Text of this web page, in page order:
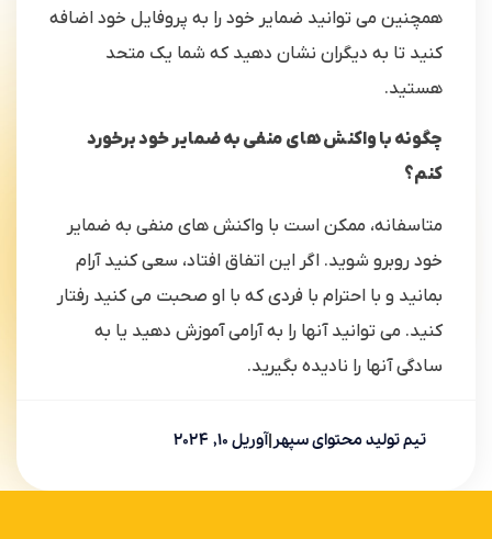
همچنین می توانید ضمایر خود را به پروفایل خود اضافه
کنید تا به دیگران نشان دهید که شما یک متحد
هستید.
چگونه با واکنش های منفی به ضمایر خود برخورد
کنم؟
متاسفانه، ممکن است با واکنش های منفی به ضمایر
خود روبرو شوید. اگر این اتفاق افتاد، سعی کنید آرام
بمانید و با احترام با فردی که با او صحبت می کنید رفتار
کنید. می توانید آنها را به آرامی آموزش دهید یا به
سادگی آنها را نادیده بگیرید.
تیم تولید محتوای سپهر|آوریل 10, 2024